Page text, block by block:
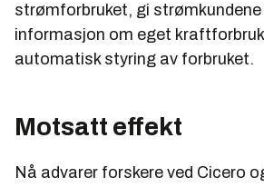
strømforbruket, gi strømkundene
informasjon om eget
automatisk styring av forbruket.
Motsatt effekt
Nå advarer forskere ved Cicero